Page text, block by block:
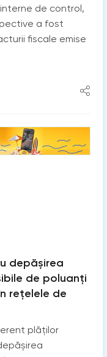
de control,
a fost
fiscale emise
depășirea
de poluanți
rețelele de
plăților